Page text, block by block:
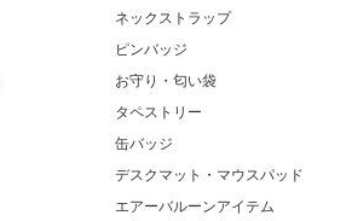
ネックストラップ
ピンバッジ
お守り・匂い袋
タペストリー
缶バッジ
デスクマット・マウスパッド
エアーバルーンアイテム